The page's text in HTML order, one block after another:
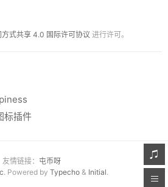
式共享 4.0 国际许可协议 进行许可。
标插件
友情链接： 屯币呀
. Powered by Typecho & Initial.